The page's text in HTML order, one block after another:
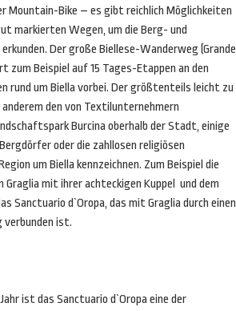
Mountain-Bike – es gibt reichlich Möglichkeiten
markierten Wegen, um die Berg- und
Der große Biellese-Wanderweg (Grande
zum Beispiel auf 15 Tages-Etappen an den
rund um Biella vorbei. Der größtenteils leicht zu
den von Textilunternehmern
Burcina oberhalb der Stadt, einige
oder die zahllosen religiösen
um Biella kennzeichnen. Zum Beispiel die
mit ihrer achteckigen Kuppel und dem
Sanctuario d`Oropa, das mit Graglia durch einen
verbunden ist.
ist das Sanctuario d`Oropa eine der